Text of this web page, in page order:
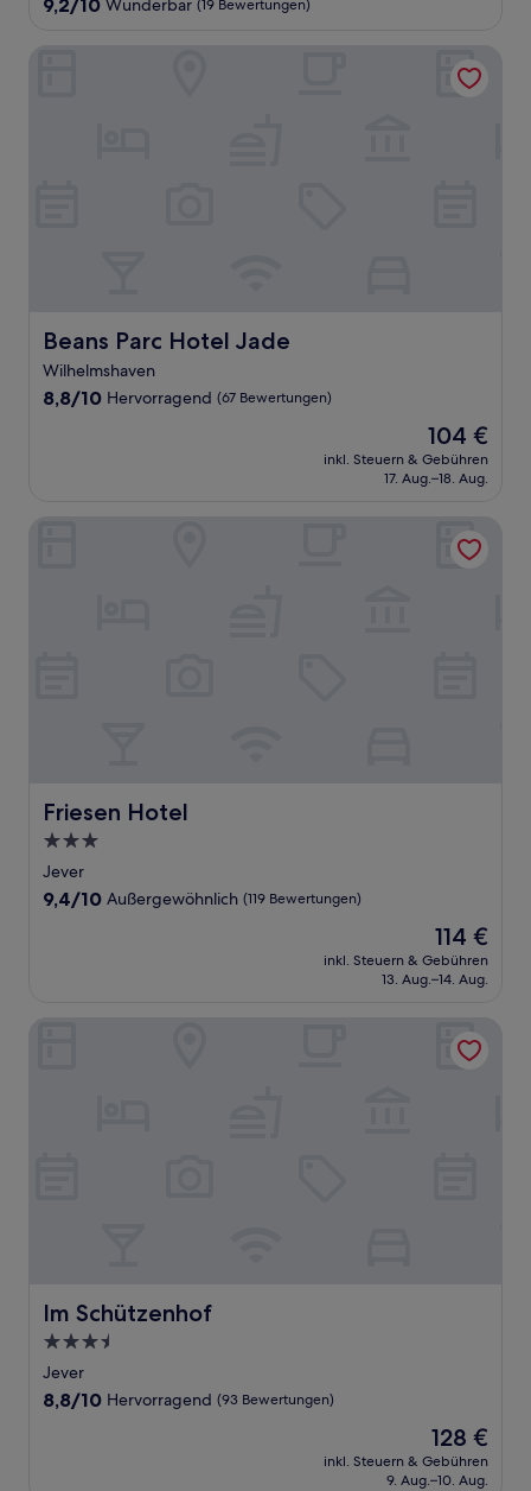
10,
9,2/10 Wunderbar (19 Bewertungen)
Beans Parc Hotel Jade
Beans Parc Hotel Jade
Wilhelmshaven
8.8
8,8/10 Hervorragend (67 Bewertungen)
Der
Preis
beträgt
104 €
inkl. Steuern & Gebühren
17. Aug.–18. Aug.
Friesen Hotel
Friesen Hotel
3.0-
Sterne-
Unterkunft
Jever
9.4
9,4/10 Außergewöhnlich (119 Bewertungen)
Der
Preis
beträgt
114 €
inkl. Steuern & Gebühren
13. Aug.–14. Aug.
Im Schützenhof
Im Schützenhof
3.5-
Sterne-
Unterkunft
Jever
8.8
8,8/10 Hervorragend (93 Bewertungen)
Der
Preis
beträgt
128 €
inkl. Steuern & Gebühren
9. Aug.–10. Aug.